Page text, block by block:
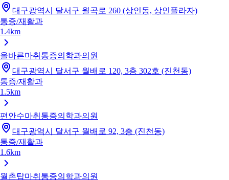
대구광역시 달서구 월곡로 260 (상인동, 상인플라자)
통증/재활과
1.4km
올바른마취통증의학과의원
대구광역시 달서구 월배로 120, 3층 302호 (진천동)
통증/재활과
1.5km
편안수마취통증의학과의원
대구광역시 달서구 월배로 92, 3층 (진천동)
통증/재활과
1.6km
월촌탑마취통증의학과의원